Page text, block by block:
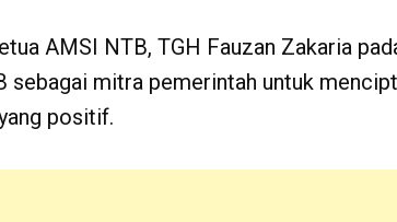
AMSI NTB, TGH Fauzan Zakaria
sebagai mitra pemerintah untuk
positif.